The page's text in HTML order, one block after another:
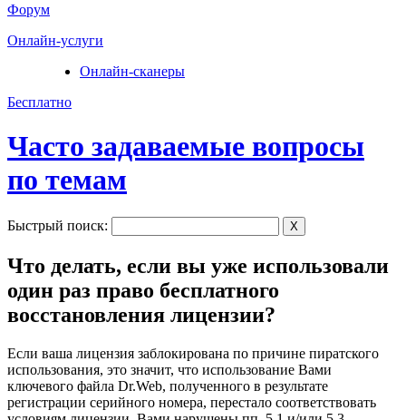
Форум
Онлайн-услуги
Онлайн-сканеры
Бесплатно
Часто задаваемые вопросы
по темам
Быстрый поиск: X
Что делать, если вы уже использовали
один раз право бесплатного
восстановления лицензии?
Если ваша лицензия заблокирована по причине пиратского
использования, это значит, что использование Вами
ключевого файла Dr.Web, полученного в результате
регистрации серийного номера, перестало соответствовать